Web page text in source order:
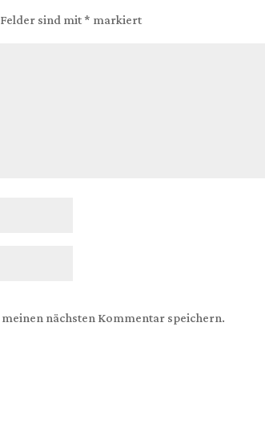
sind mit * markiert
nächsten Kommentar speichern.